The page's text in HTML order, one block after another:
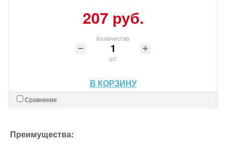
207 руб.
Количество
шт
В КОРЗИНУ
Сравнение
Преимущества: